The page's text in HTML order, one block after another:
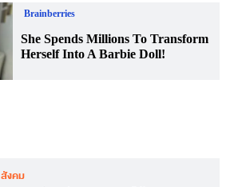
สังคม